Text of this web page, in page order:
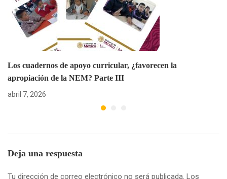
Los cuadernos de apoyo curricular, ¿favorecen la
apropiación de la NEM? Parte III
abril 7, 2026
Deja una respuesta
Tu dirección de correo electrónico no será publicada. Los